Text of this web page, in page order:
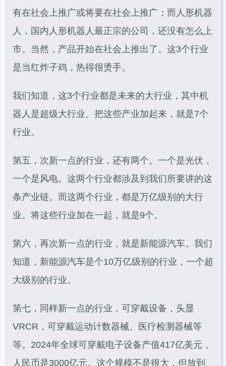
有在社会上推广或将要在社会上推广；而人形机器
人，国内人形机器人最正宗的公司，还没有怎么上
市。当然，产品开始在社会上推出了。这3个行业
是当红炸子鸡，热得很烫手。
我们知道，这3个行业都是未来的大行业，其中机
器人是超级大行业。把这些产业加起来，就是7个
行业。
第五，次新一点的行业，还有两个。一个是光伏，
一个是风电。这两个行业都涉及到我们所要讲的这
条产业链。而这两个行业，都是万亿级别的大行
业。将这些行业加在一起，就是9个。
第六，再次新一点的行业，就是新能源汽车。我们
知道，新能源汽车是个10万亿级别的行业，一个超
大级别的行业。
第七，同样新一点的行业，可穿戴设备，头显
VRCR，可穿戴运动计数器械、医疗检测器械等
等。2024年全球可穿戴电子设备产值417亿美元，
人民币是3000亿元。这个规模不是很大，但放到